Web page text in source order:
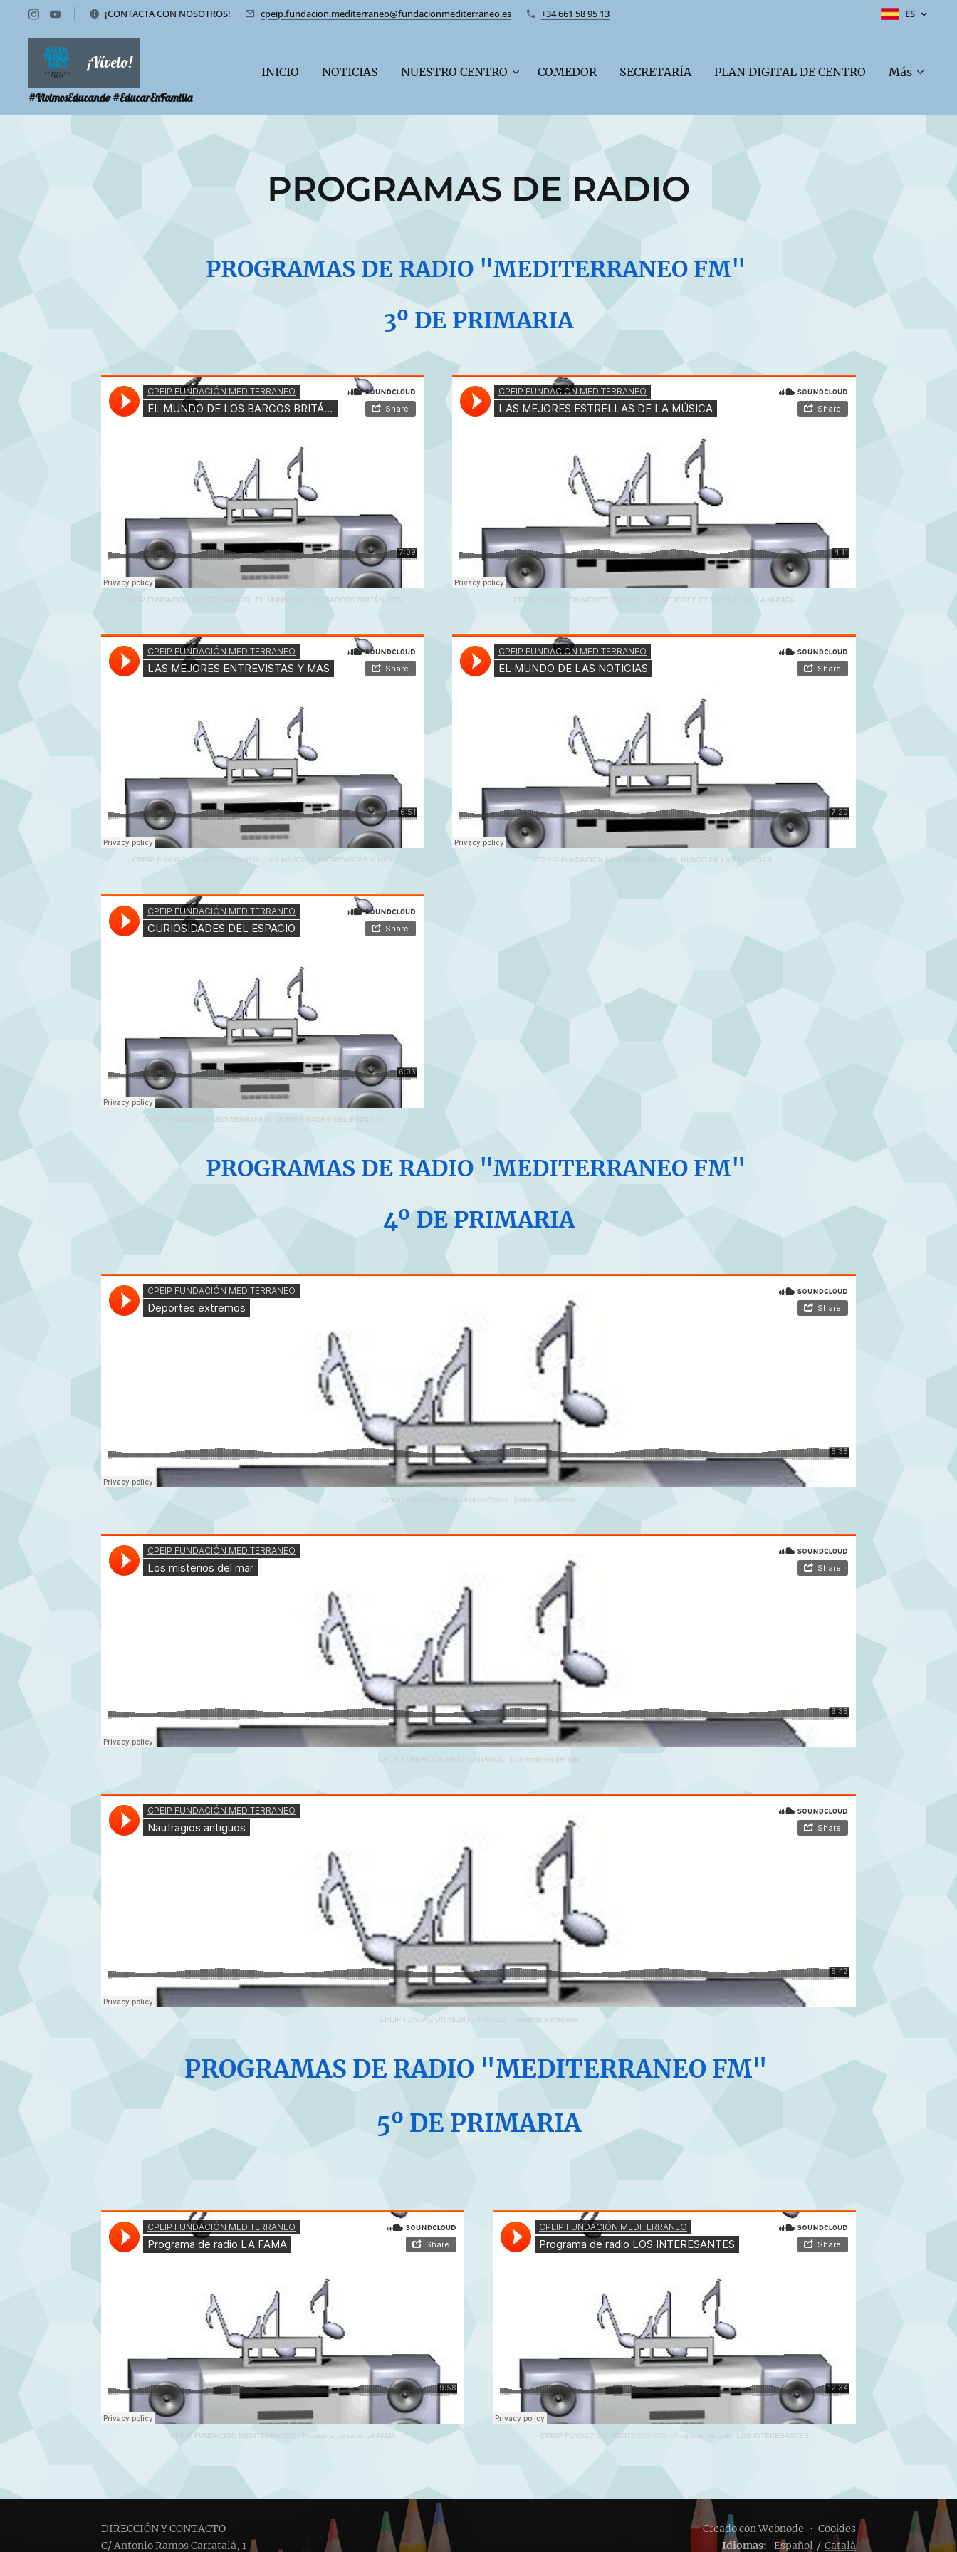
¡CONTACTA CON NOSOTROS! cpeip.fundacion.mediterraneo@fundacionmediterraneo.es +34 661 58 95 13 ES
¡Vívelo!
#VivimosEducando #EducarEnFamilia
INICIO NOTICIAS NUESTRO CENTRO COMEDOR SECRETARÍA PLAN DIGITAL DE CENTRO Más
PROGRAMAS DE RADIO
PROGRAMAS DE RADIO "MEDITERRANEO FM"
3º DE PRIMARIA
CPEIP FUNDACIÓN MEDITERRANEO · EL MUNDO DE LOS BARCOS BRITÁNICOS
CPEIP FUNDACIÓN MEDITERRANEO · LAS MEJORES ENTREVISTAS Y MAS
CPEIP FUNDACIÓN MEDITERRANEO CURIOSIDADES DEL ESPACIO
CPEIP FUNDACIÓN MEDITERRANEO LAS MEJORES ESTRELLAS DE LA MÚSICA
CPEIP FUNDACIÓN MEDITERRANEO ·EL MUNDO DE LAS NOTICIAS
PROGRAMAS DE RADIO "MEDITERRANEO FM"
4º DE PRIMARIA
CPEIP FUNDACIÓN MEDITERRANEO · Deportes extremos
CPEIP FUNDACIÓN MEDITERRANEO · Los misterios del mar
CPEIP FUNDACIÓN MEDITERRANEO Naufragios antiguos
PROGRAMAS DE RADIO "MEDITERRANEO FM"
5º DE PRIMARIA
CPEIP FUNDACIÓN MEDITERRANEO Programa de radio LA FAMA CPEIP FUNDACIÓN MEDITERRANEO · Programa de radio LOS INTERESANTES
DIRECCIÓN Y CONTACTO
C/ Antonio Ramos Carratalá, 1
Creado conWebnode
Cookies
Idiomas
Español Català